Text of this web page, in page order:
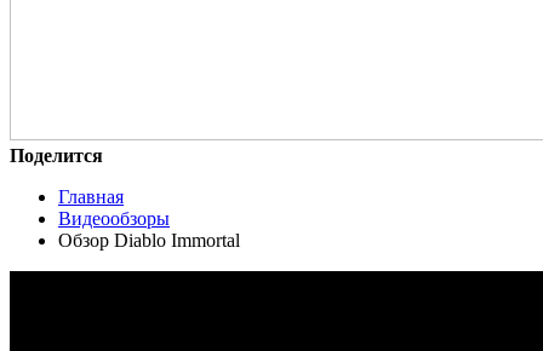
Поделится
Главная
Видеообзоры
Обзор Diablo Immortal